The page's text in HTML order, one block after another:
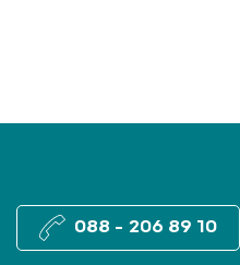
088 - 206 89 10